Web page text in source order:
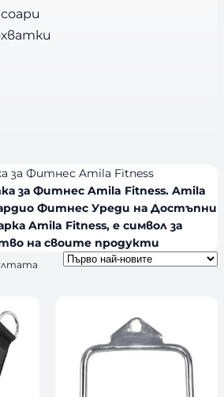
за Фитнес Amila Fitness
за Фитнес Amila Fitness. Amila
Фитнес Уреди на Достъпни
Amila Fitness, е символ за
на своите продукти